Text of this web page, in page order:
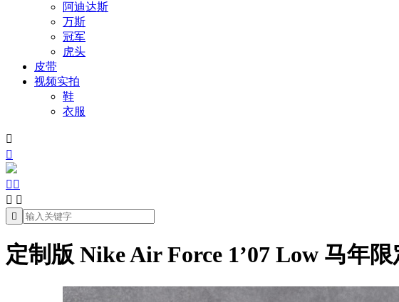
阿迪达斯
万斯
冠军
虎头
皮带
视频实拍
鞋
衣服


 
 

定制版 Nike Air Force 1’07 Low 马年